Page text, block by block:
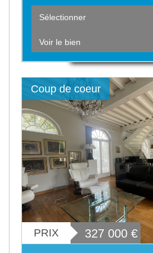
Sélectionner
Voir le bien
Coup de coeur
PRIX 327 000 €